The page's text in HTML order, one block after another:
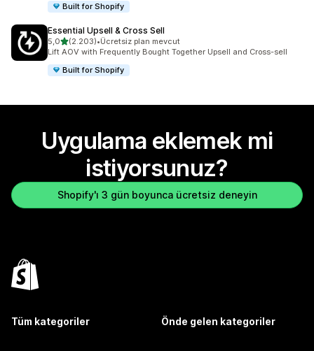
Built for Shopify
Essential Upsell & Cross Sell
5,05 yıldız üzerinden
(2.203)
toplam 2203 değerlendirme
•Ücretsiz plan mevcut
Lift AOV with Frequently Bought Together Upsell and Cross-sell
Built for Shopify
Uygulama eklemek mi
istiyorsunuz?
Shopify'ı 3 gün boyunca ücretsiz deneyin
Tüm kategoriler Önde gelen kategoriler